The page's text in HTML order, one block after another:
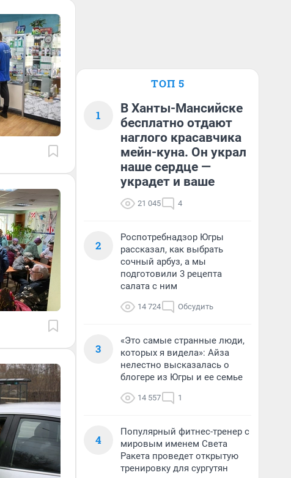
ТОП 5
1
В Ханты-Мансийске
бесплатно отдают
наглого красавчика
мейн-куна. Он украл
наше сердце —
украдет и ваше
21 045 4
2
Роспотребнадзор Югры
рассказал, как выбрать
сочный арбуз, а мы
подготовили 3 рецепта
салата с ним
14 724 Обсудить
3
«Это самые странные люди,
которых я видела»: Айза
нелестно высказалась о
блогере из Югры и ее семье
14 557 1
4
Популярный фитнес-тренер с
мировым именем Света
Ракета проведет открытую
тренировку для сургутян